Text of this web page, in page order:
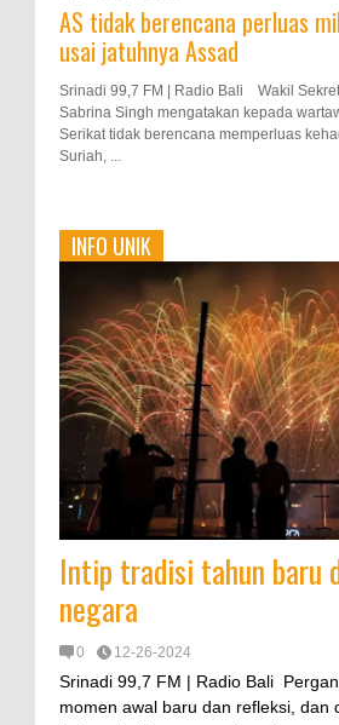
AS tidak berencana perluas
usai jatuhnya Assad
Srinadi 99,7 FM | Radio Bali Wakil
Sabrina Singh mengatakan kepada
Serikat tidak berencana memperluas
Suriah, ...
INFO UNIK
Intip tradisi tahun baru
negara
0 12-26-2024
Srinadi 99,7 FM | Radio Bali
momen awal baru dan refleksi, dan